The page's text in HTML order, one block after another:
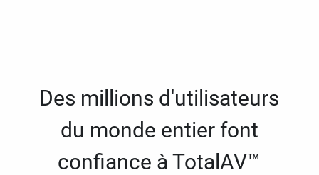
Des millions d'utilisateurs
du monde entier font
confiance à TotalAV™